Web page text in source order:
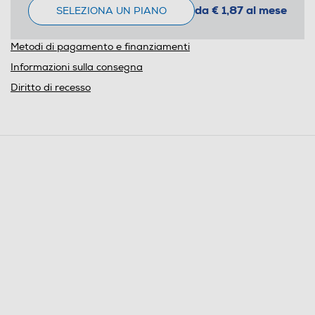
SELEZIONA UN PIANO da € 1,87 al mese
Metodi di pagamento e finanziamenti
Informazioni sulla consegna
Diritto di recesso